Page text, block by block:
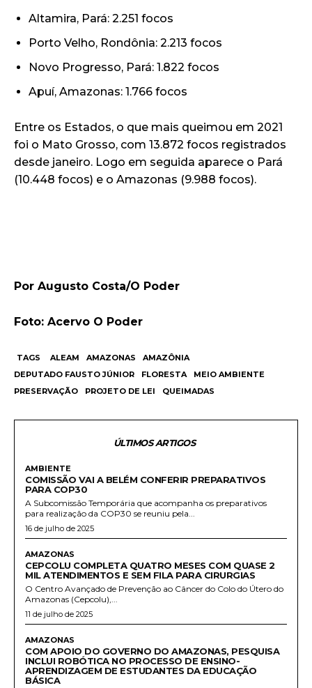
Altamira, Pará: 2.251 focos
Porto Velho, Rondônia: 2.213 focos
Novo Progresso, Pará: 1.822 focos
Apuí, Amazonas: 1.766 focos
Entre os Estados, o que mais queimou em 2021
foi o Mato Grosso, com 13.872 focos registrados
desde janeiro. Logo em seguida aparece o Pará
(10.448 focos) e o Amazonas (9.988 focos).
Por Augusto Costa/O Poder
Foto: Acervo O Poder
TAGS ALEAM AMAZONAS
AMAZÔNIA
DEPUTADO FAUSTO JÚNIOR
FLORESTA
MEIO AMBIENTE
PRESERVAÇÃO
PROJETO DE LEI QUEIMADAS
ÚLTIMOS ARTIGOS
AMBIENTE
COMISSÃO VAI A BELÉM CONFERIR PREPARATIVOS
PARA COP30
A Subcomissão Temporária que acompanha os preparativos
para realização da COP30 se reuniu pela...
16 de julho de 2025
AMAZONAS
CEPCOLU COMPLETA QUATRO MESES COM QUASE 2
MIL ATENDIMENTOS E SEM FILA PARA CIRURGIAS
O Centro Avançado de Prevenção ao Câncer do Colo do Útero do
Amazonas (Cepcolu),...
11 de julho de 2025
AMAZONAS
COM APOIO DO GOVERNO DO AMAZONAS, PESQUISA
INCLUI ROBÓTICA NO PROCESSO DE ENSINO-
APRENDIZAGEM DE ESTUDANTES DA EDUCAÇÃO
BÁSICA